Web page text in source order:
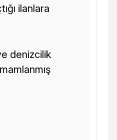
ilanlara
denizcilik